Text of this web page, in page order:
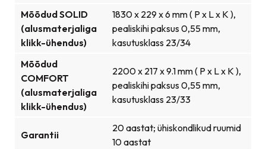
Mõõdud SOLID
(alusmaterjaliga
klikk-ühendus)
1830 x 229 x 6 mm ( P x L x K ),
pealiskihi paksus 0,55 mm,
kasutusklass 23/34
Mõõdud
COMFORT
(alusmaterjaliga
klikk-ühendus)
2200 x 217 x 9.1 mm ( P x L x K ),
pealiskihi paksus 0,55 mm,
kasutusklass 23/33
Garantii
20 aastat; ühiskondlikud ruumid
10 aastat